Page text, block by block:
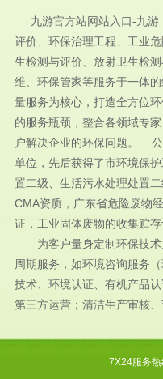
九游官方站网站入口-九游
评价、环保治理工程、工业
生检测与评价、放射卫生检
维、环保管家等服务于一体
量服务为核心，打造全方位
的服务瓶颈，整合各领域专
户解决企业的环保问题。
单位，先后获得了市环境保
置二级、生活污水处理处置
CMA资质，广东省危险废物
证，工业固体废物的收集贮
——为客户量身定制环保技术
周期服务，如环境咨询服务
技术、环境认证、有机产品
第三方运营；清洁生产审核、
7X24服务